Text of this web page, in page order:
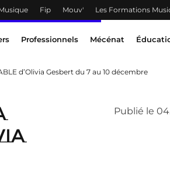
Fip Mouv' Les Formations
Professionnels Mécénat
d’Olivia Gesbert du 7 au 10 décembre
Publié le